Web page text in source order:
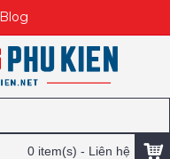
Blog
0 item(s) - Liên hệ